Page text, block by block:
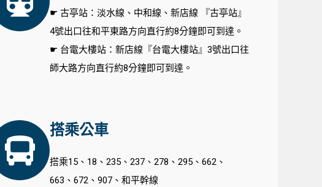
☛ 古亭站：淡水線、中和線、新店線 『古亭站』
4號出口往和平東路方向直行約8分鐘即可到達。
☛ 台電大樓站：新店線『台電大樓站』3號出口往
師大路方向直行約8分鐘即可到達。
搭乘公車
搭乘15、18、235、237、278、295、662、
663、672、907、和平幹線